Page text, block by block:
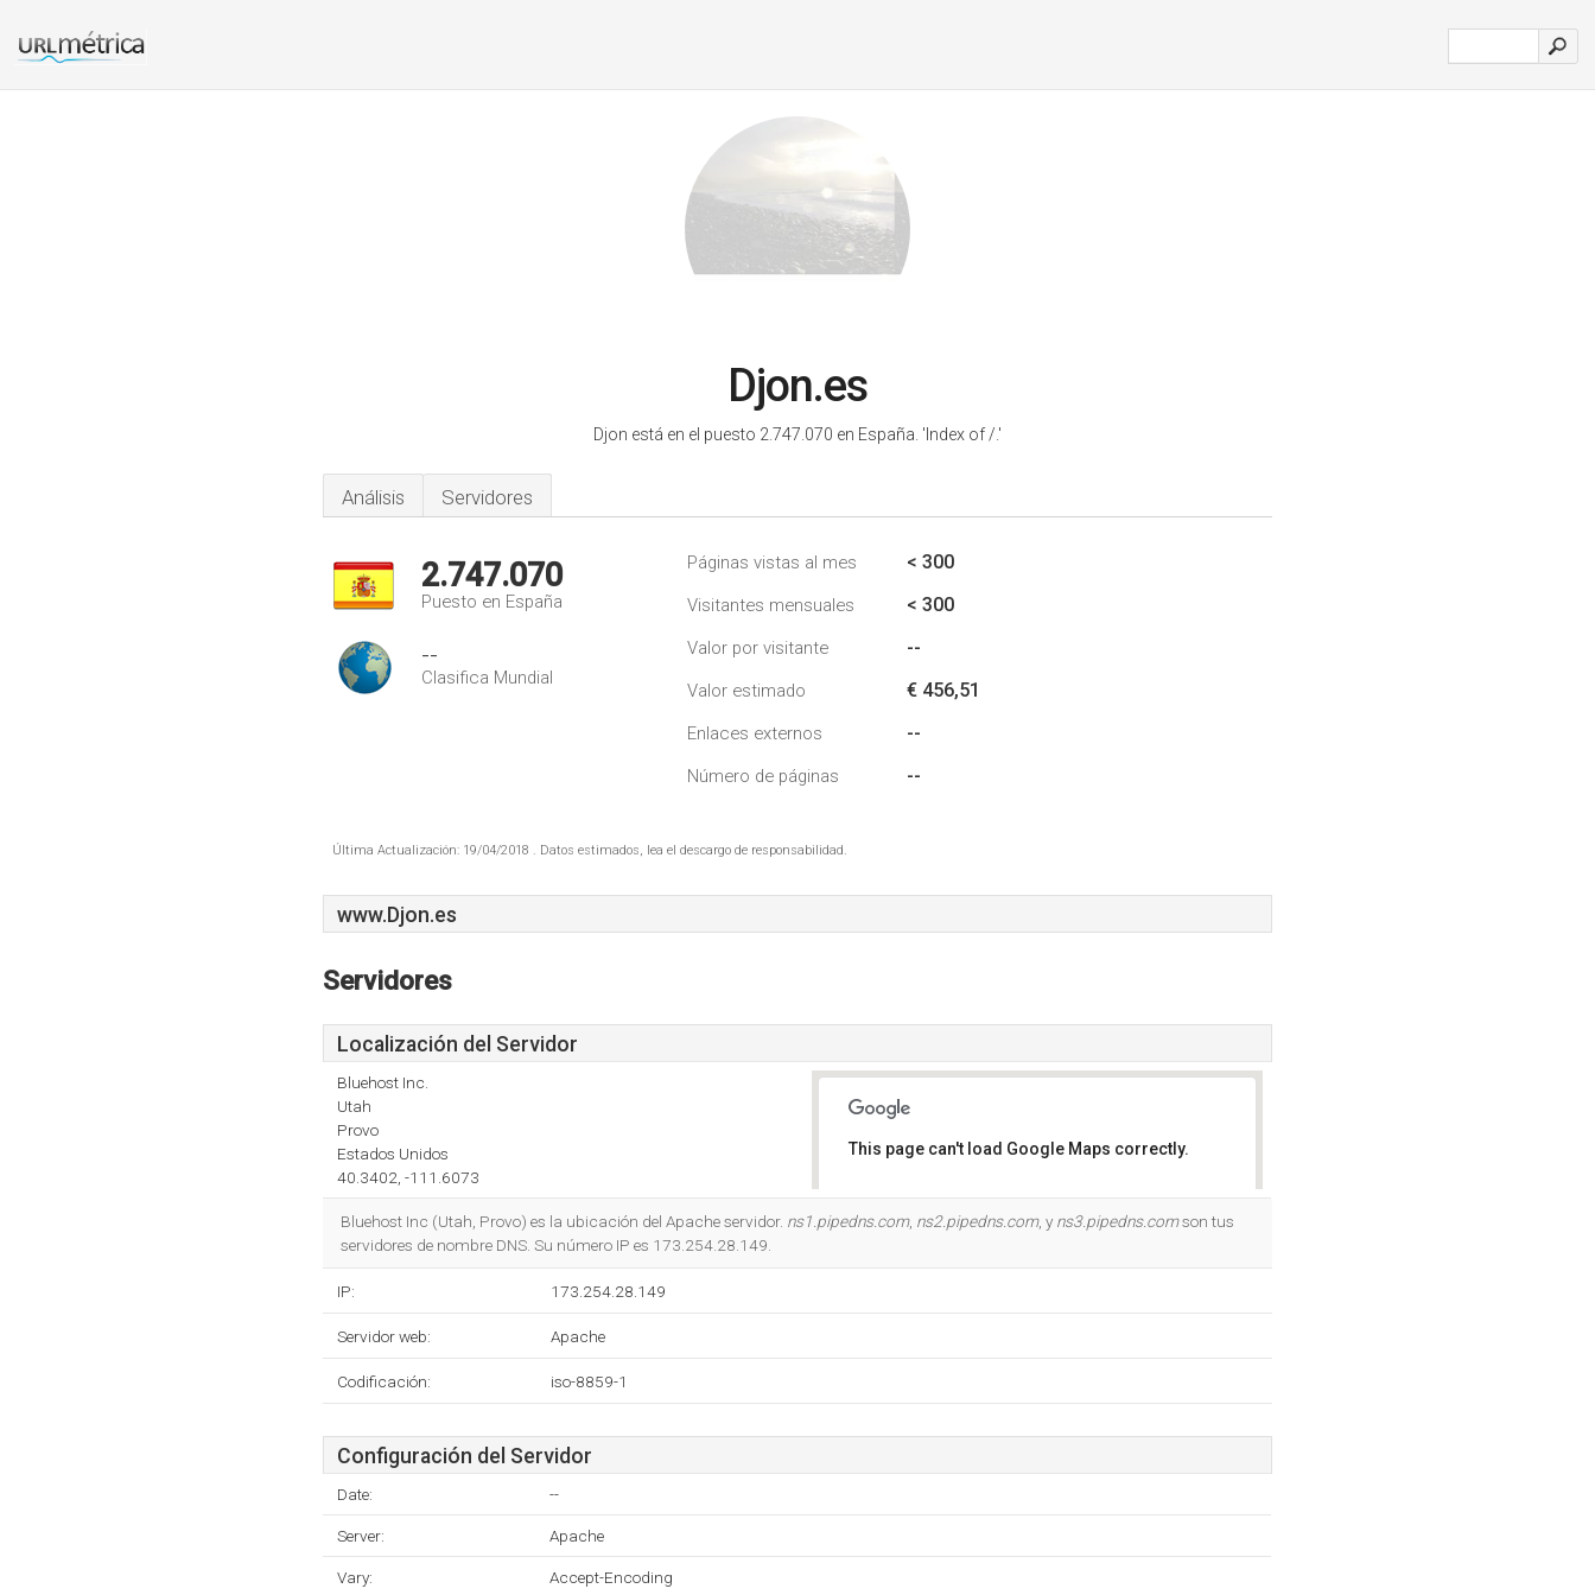
Djon.es
Djon está en el puesto 2.747.070 en España. 'Index of /.'
Análisis Servidores
2.747.070
Puesto en España
--
Clasifica Mundial
Páginas vistas al mes < 300
Visitantes mensuales < 300
Valor por visitante --
Valor estimado € 456,51
Enlaces externos --
Número de páginas --
Última Actualización: 19/04/2018 . Datos estimados, lea el descargo de responsabilidad.
www.Djon.es
Servidores
Localización del Servidor
Bluehost Inc.
Utah
Provo
Estados Unidos
40.3402, -111.6073
This page can't load Google Maps correctly.
Bluehost Inc (Utah, Provo) es la ubicación del Apache servidor. ns1.pipedns.com, ns2.pipedns.com, y ns3.pipedns.comson tus
servidores de nombre DNS. Su número IP es 173.254.28.149.
IP: 173.254.28.149
Servidor web: Apache
Codificación: iso-8859-1
Configuración del Servidor
Date: --
Server: Apache
Vary: Accept-Encoding